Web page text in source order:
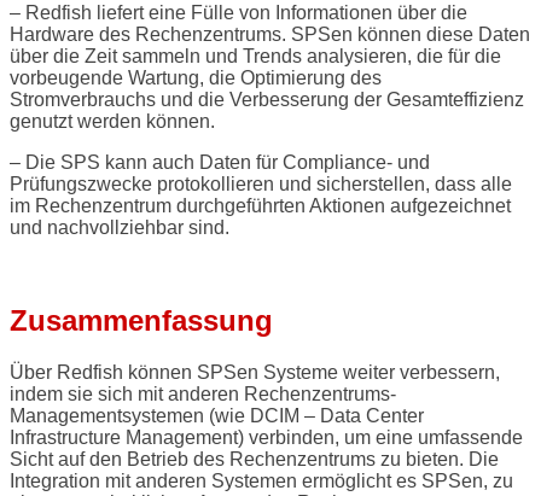
– Redfish liefert eine Fülle von Informationen über die
Hardware des Rechenzentrums. SPSen können diese Daten
über die Zeit sammeln und Trends analysieren, die für die
vorbeugende Wartung, die Optimierung des
Stromverbrauchs und die Verbesserung der Gesamteffizienz
genutzt werden können.
– Die SPS kann auch Daten für Compliance- und
Prüfungszwecke protokollieren und sicherstellen, dass alle
im Rechenzentrum durchgeführten Aktionen aufgezeichnet
und nachvollziehbar sind.
Zusammenfassung
Über Redfish können SPSen Systeme weiter verbessern,
indem sie sich mit anderen Rechenzentrums-
Managementsystemen (wie DCIM – Data Center
Infrastructure Management) verbinden, um eine umfassende
Sicht auf den Betrieb des Rechenzentrums zu bieten. Die
Integration mit anderen Systemen ermöglicht es SPSen, zu